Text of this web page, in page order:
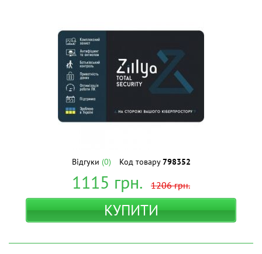
Відгуки (0) Код товару798352
1115 грн. 1206грн.
КУПИТИ